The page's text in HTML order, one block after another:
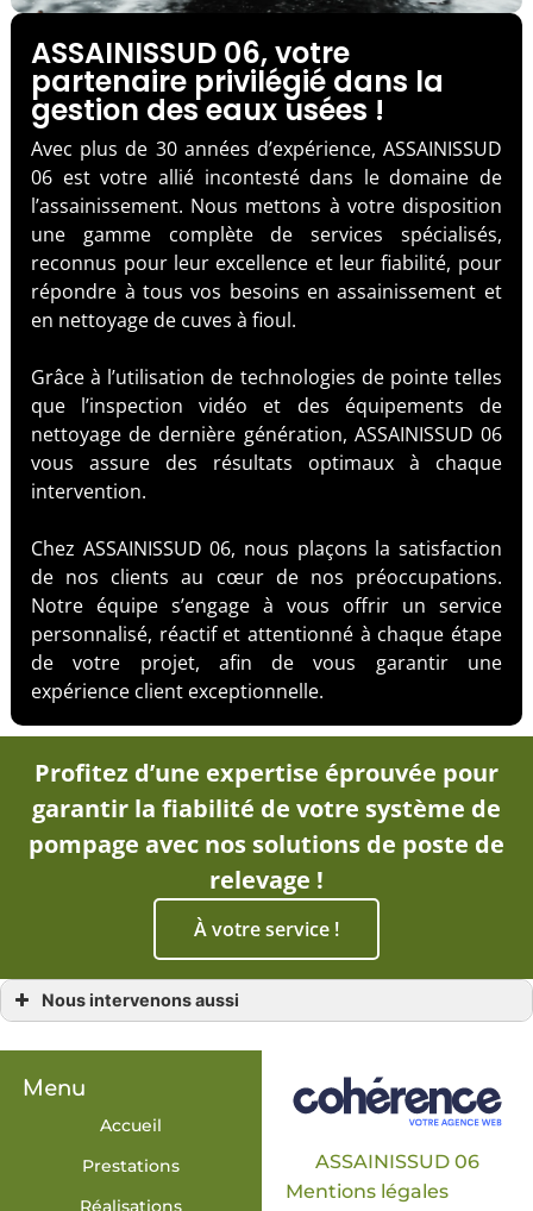
ASSAINISSUD 06, votre
partenaire privilégié dans la
gestion des eaux usées !
Avec plus de 30 années d’expérience, ASSAINISSUD
06 est votre allié incontesté dans le domaine de
l’assainissement. Nous mettons à votre disposition
une gamme complète de services spécialisés,
reconnus pour leur excellence et leur fiabilité, pour
répondre à tous vos besoins en assainissement et
en nettoyage de cuves à fioul.
Grâce à l’utilisation de technologies de pointe telles
que l’inspection vidéo et des équipements de
nettoyage de dernière génération, ASSAINISSUD 06
vous assure des résultats optimaux à chaque
intervention.
Chez ASSAINISSUD 06, nous plaçons la satisfaction
de nos clients au cœur de nos préoccupations.
Notre équipe s’engage à vous offrir un service
personnalisé, réactif et attentionné à chaque étape
de votre projet, afin de vous garantir une
expérience client exceptionnelle.
Profitez d’une expertise éprouvée pour
garantir la fiabilité de votre système de
pompage avec nos solutions de poste de
relevage !
À votre service !
Nous intervenons aussi
Poste de relevage Cannes
Poste de relevage Saint-Martin-Vésubie
Poste de relevage Contes
Poste de relevage Drap
Poste de relevage Grasse
Poste de relevage Levens
Menu
Accueil
Prestations
Réalisations
ASSAINISSUD 06
Mentions légales